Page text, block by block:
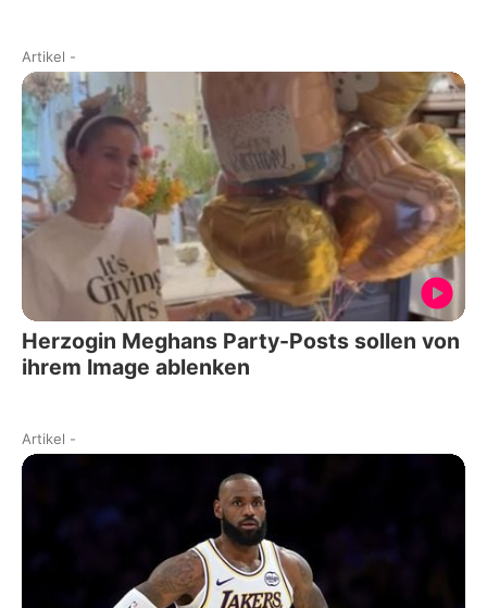
Artikel -
Herzogin Meghans Party-Posts sollen von
ihrem Image ablenken
Artikel -